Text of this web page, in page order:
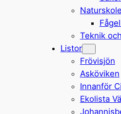
Teknik
Listor
Frövisjön
Asköviken
Innanför
Ekolista